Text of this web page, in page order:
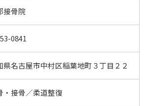
接骨院
0841
県名古屋市中村区稲葉地町３丁目２２
・接骨／柔道整復